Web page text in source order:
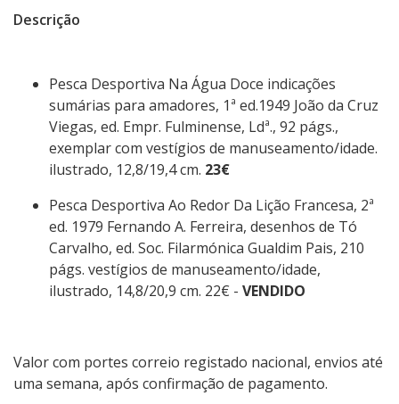
Descrição
Pesca Desportiva Na Água Doce indicações
sumárias para amadores, 1ª ed.1949 João da Cruz
Viegas, ed. Empr. Fulminense, Ldª., 92 págs.,
exemplar com vestígios de manuseamento/idade.
ilustrado, 12,8/19,4 cm. 23€
Pesca Desportiva Ao Redor Da Lição Francesa, 2ª
ed. 1979 Fernando A. Ferreira, desenhos de Tó
Carvalho, ed. Soc. Filarmónica Gualdim Pais, 210
págs. vestígios de manuseamento/idade,
ilustrado, 14,8/20,9 cm. 22€ - VENDIDO
Valor com portes correio registado nacional, envios até
uma semana, após confirmação de pagamento.